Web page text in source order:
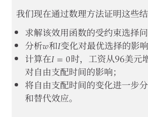
我们现在通过数理方法证明这些结
求解该效用函数的受约束选择问
分析𝑤
w和𝐼
I变化对最优选择的影响
计算在𝐼=0
I=0 时，工资从96美元
对自由支配时间的影响；
将自由支配时间的变化进一步
和替代效应。